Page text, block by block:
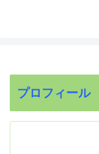
プロフィール